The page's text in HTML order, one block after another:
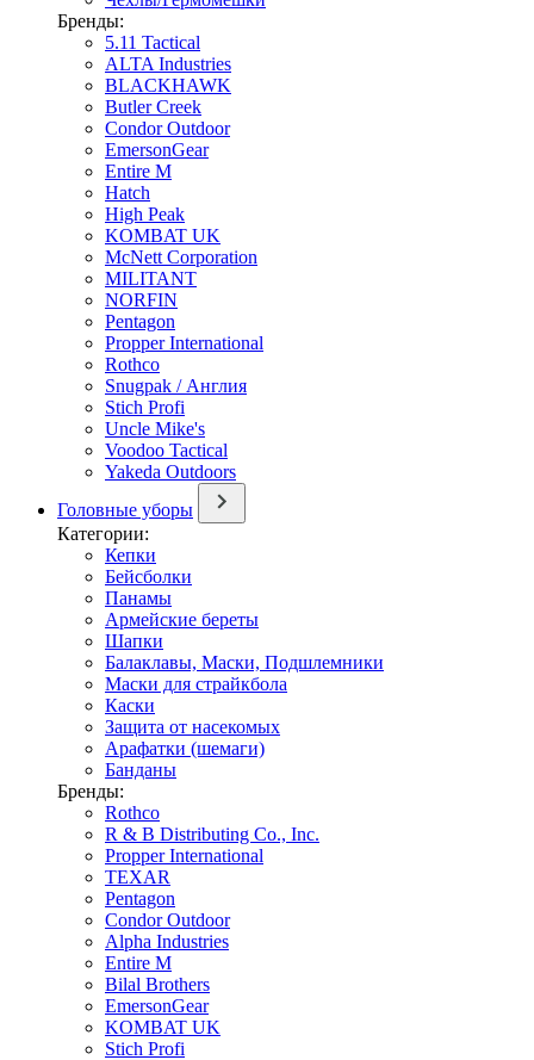
Бренды:
5.11 Tactical
ALTA Industries
BLACKHAWK
Butler Creek
Condor Outdoor
EmersonGear
Entire M
Hatch
High Peak
KOMBAT UK
McNett Corporation
MILITANT
NORFIN
Pentagon
Propper International
Rothco
Snugpak / Англия
Stich Profi
Uncle Mike's
Voodoo Tactical
Yakeda Outdoors
Головные уборы
Категории:
Кепки
Бейсболки
Панамы
Армейские береты
Шапки
Балаклавы, Маски, Подшлемники
Маски для страйкбола
Каски
Защита от насекомых
Арафатки (шемаги)
Банданы
Бренды:
Rothco
R & B Distributing Co., Inc.
Propper International
TEXAR
Pentagon
Condor Outdoor
Alpha Industries
Entire M
Bilal Brothers
EmersonGear
KOMBAT UK
Stich Profi